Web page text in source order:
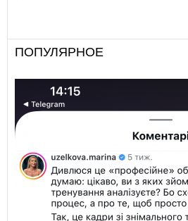
ПОПУЛЯРНОЕ